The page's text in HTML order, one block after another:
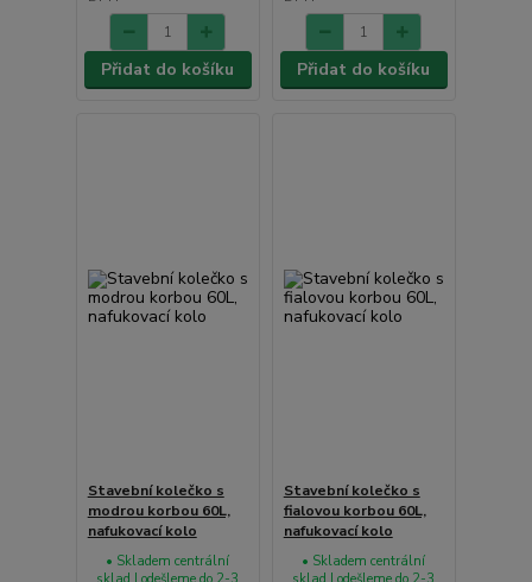
Přidat do košíku Přidat do košíku
Stavební kolečko s
modrou korbou 60L,
nafukovací kolo
• Skladem centrální
Stavební kolečko s
fialovou korbou 60L,
nafukovací kolo
• Skladem centrální